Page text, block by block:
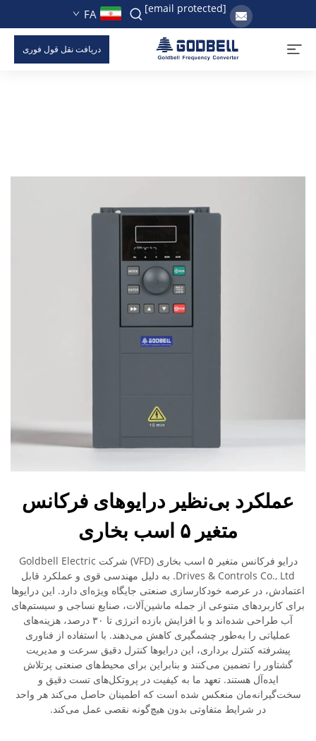
[email protected]
FA
دریافت نقل قول فوری
عملکرد بی‌نظیر درایوهای فرکانس
متغیر ۵ اسب بخاری
درایو فرکانس متغیر ۵ اسب بخاری (VFD) شرکت Goldbell Electric
Drives & Controls Co., Ltd. به دلیل مهندسی قوی و عملکرد قابل
اعتمادش، در عرصه خودکارسازی صنعتی جایگاه ویژه‌ای دارد. این درایوها
برای کاربردهای متنوعی از جمله ماشین‌آلات، صنایع نساجی و سیستم‌های
آب طراحی شده‌اند و با افزایش بازده انرژی تا ۳۰ درصد، هزینه‌های
عملیاتی را به‌طور چشمگیری کاهش می‌دهند. با استفاده از فناوری
پیشرفته کنترل برداری، این درایوها کنترل دقیق سرعت و مدیریت
گشتاور را تضمین می‌کنند و بنابراین برای محیط‌های صنعتی پرتلاش
ایده‌آل هستند. تعهد ما به کیفیت در پروتکل‌های تست دقیق و
سخت‌گیرانه‌مان منعکس شده است که اطمینان حاصل می‌کند هر واحد
در شرایط متفاوتی بدون هیچ‌گونه نقصی عمل می‌کند.